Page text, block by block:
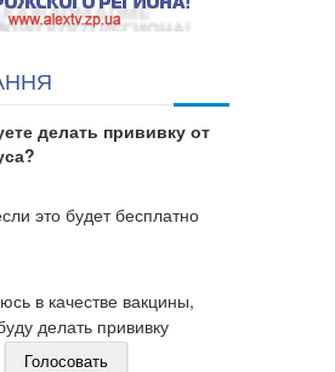
делать прививку от
это будет бесплатно
в качестве вакцины,
делать прививку